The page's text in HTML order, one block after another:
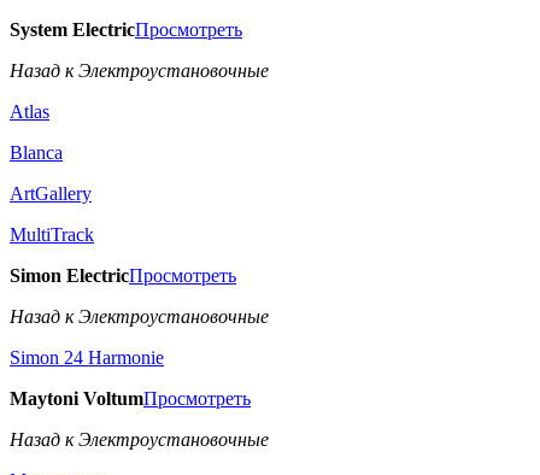
System ElectricПросмотреть
Назад к Электроустановочные
Atlas
Blanca
ArtGallery
MultiTrack
Simon ElectricПросмотреть
Назад к Электроустановочные
Simon 24 Harmonie
Maytoni VoltumПросмотреть
Назад к Электроустановочные